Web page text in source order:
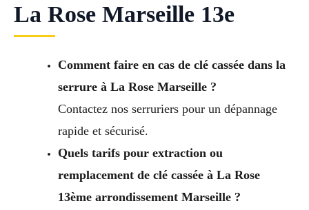
La Rose Marseille 13e
Comment faire en cas de clé cassée dans la
serrure à La Rose Marseille ?
Contactez nos serruriers pour un dépannage
rapide et sécurisé.
Quels tarifs pour extraction ou
remplacement de clé cassée à La Rose
13ème arrondissement Marseille ?